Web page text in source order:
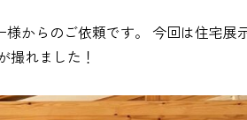
からのご依頼です。 今回は住宅展
撮れました！